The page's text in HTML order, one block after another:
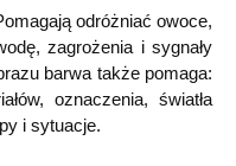
odróżniać owoce,
zagrożenia i sygnały
barwa także pomaga:
oznaczenia, światła
i sytuacje.